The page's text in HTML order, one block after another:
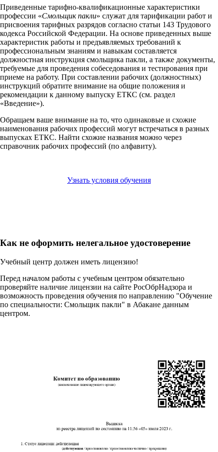
Приведенные тарифно-квалификационные характеристики
профессии «Смольщик пакли» служат для тарификации работ и
присвоения тарифных разрядов согласно статьи 143 Трудового
кодекса Российской Федерации. На основе приведенных выше
характеристик работы и предъявляемых требований к
профессиональным знаниям и навыкам составляется
должностная инструкция смольщика пакли, а также документы,
требуемые для проведения собеседования и тестирования при
приеме на работу. При составлении рабочих (должностных)
инструкций обратите внимание на общие положения и
рекомендации к данному выпуску ЕТКС (см. раздел
«Введение»).
Обращаем ваше внимание на то, что одинаковые и схожие
наименования рабочих профессий могут встречаться в разных
выпусках ЕТКС. Найти схожие названия можно через
справочник рабочих профессий (по алфавиту).
Узнать условия обучения
Как не оформить нелегальное удостоверение
Учебный центр должен иметь лицензию!
Перед началом работы с учебным центром обязательно
проверяйте наличие лицензии на сайте РосОбрНадзора и
возможность проведения обучения по направлению "Обучение
по специальности: Смольщик пакли" в Абакане данным
центром.